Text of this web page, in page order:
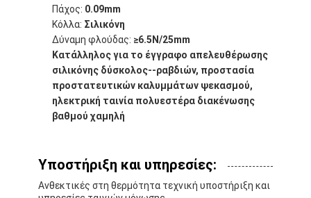
Το διπλάσιο πλαισίωσε την κολλητική ταινία
Κολλητική ταινία της PET
Ρίψη επένδυσης ακρίβειας
Ηλεκτρική πίνακα μόνωσης
Πάχος: 0.09mm
Κόλλα: Σιλικόνη
Δύναμη φλούδας: ≥6.5N/25mm
Κατάλληλος για το έγγραφο απελευθέρωσης
σιλικόνης δύσκολος--ραβδιών, προστασία
προστατευτικών καλυμμάτων ψεκασμού,
ηλεκτρική ταινία πολυεστέρα διακένωσης
βαθμού χαμηλή
Υποστήριξη και υπηρεσίες:
Ανθεκτικές στη θερμότητα τεχνική υποστήριξη και